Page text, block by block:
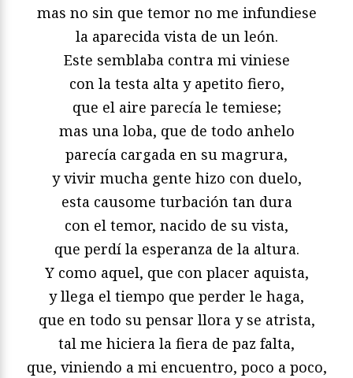
mas no sin que temor no me infundiese
la aparecida vista de un león.
Este semblaba contra mi viniese
con la testa alta y apetito fiero,
que el aire parecía le temiese;
mas una loba, que de todo anhelo
parecía cargada en su magrura,
y vivir mucha gente hizo con duelo,
esta causome turbación tan dura
con el temor, nacido de su vista,
que perdí la esperanza de la altura.
Y como aquel, que con placer aquista,
y llega el tiempo que perder le haga,
que en todo su pensar llora y se atrista,
tal me hiciera la fiera de paz falta,
que, viniendo a mi encuentro, poco a poco,